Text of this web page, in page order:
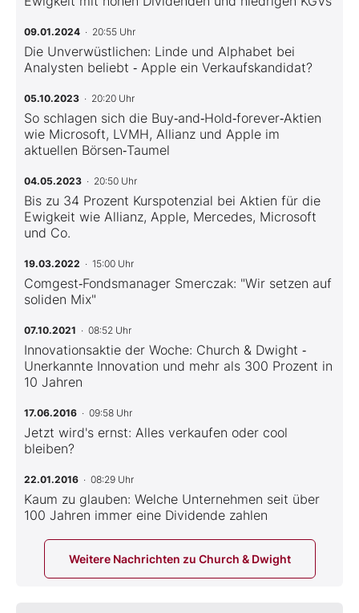
09.01.2024 · 20:55 Uhr
Die Unverwüstlichen: Linde und Alphabet bei
Analysten beliebt ‑ Apple ein Verkaufskandidat?
05.10.2023 · 20:20 Uhr
So schlagen sich die Buy‑and‑Hold‑forever‑Aktien
wie Microsoft, LVMH, Allianz und Apple im
aktuellen Börsen‑Taumel
04.05.2023 · 20:50 Uhr
Bis zu 34 Prozent Kurspotenzial bei Aktien für die
Ewigkeit wie Allianz, Apple, Mercedes, Microsoft
und Co.
19.03.2022 · 15:00 Uhr
Comgest‑Fondsmanager Smerczak: "Wir setzen auf
soliden Mix"
07.10.2021 · 08:52 Uhr
Innovationsaktie der Woche: Church & Dwight ‑
Unerkannte Innovation und mehr als 300 Prozent in
10 Jahren
17.06.2016 · 09:58 Uhr
Jetzt wird's ernst: Alles verkaufen oder cool
bleiben?
22.01.2016 · 08:29 Uhr
Kaum zu glauben: Welche Unternehmen seit über
100 Jahren immer eine Dividende zahlen
Weitere Nachrichten zu Church & Dwight